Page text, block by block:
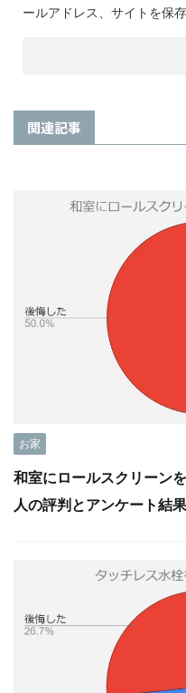
ールアドレス、サイトを保存
関連記事
お家
和室にロールスクリーン
人の評判とアンケート結果